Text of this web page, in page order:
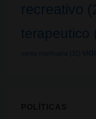
recreativo
terapeutico
venta marihuana (32)